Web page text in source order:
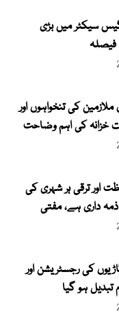
سیکٹر میں بڑی
کی تنخواہوں اور
خزانہ کی اہم وضاحت
اور ترقی ہر شہری کی
داری ہے، مفتی
طلبہ سے خطاب
کی رجسٹریشن اور
تبدیل ہو گیا